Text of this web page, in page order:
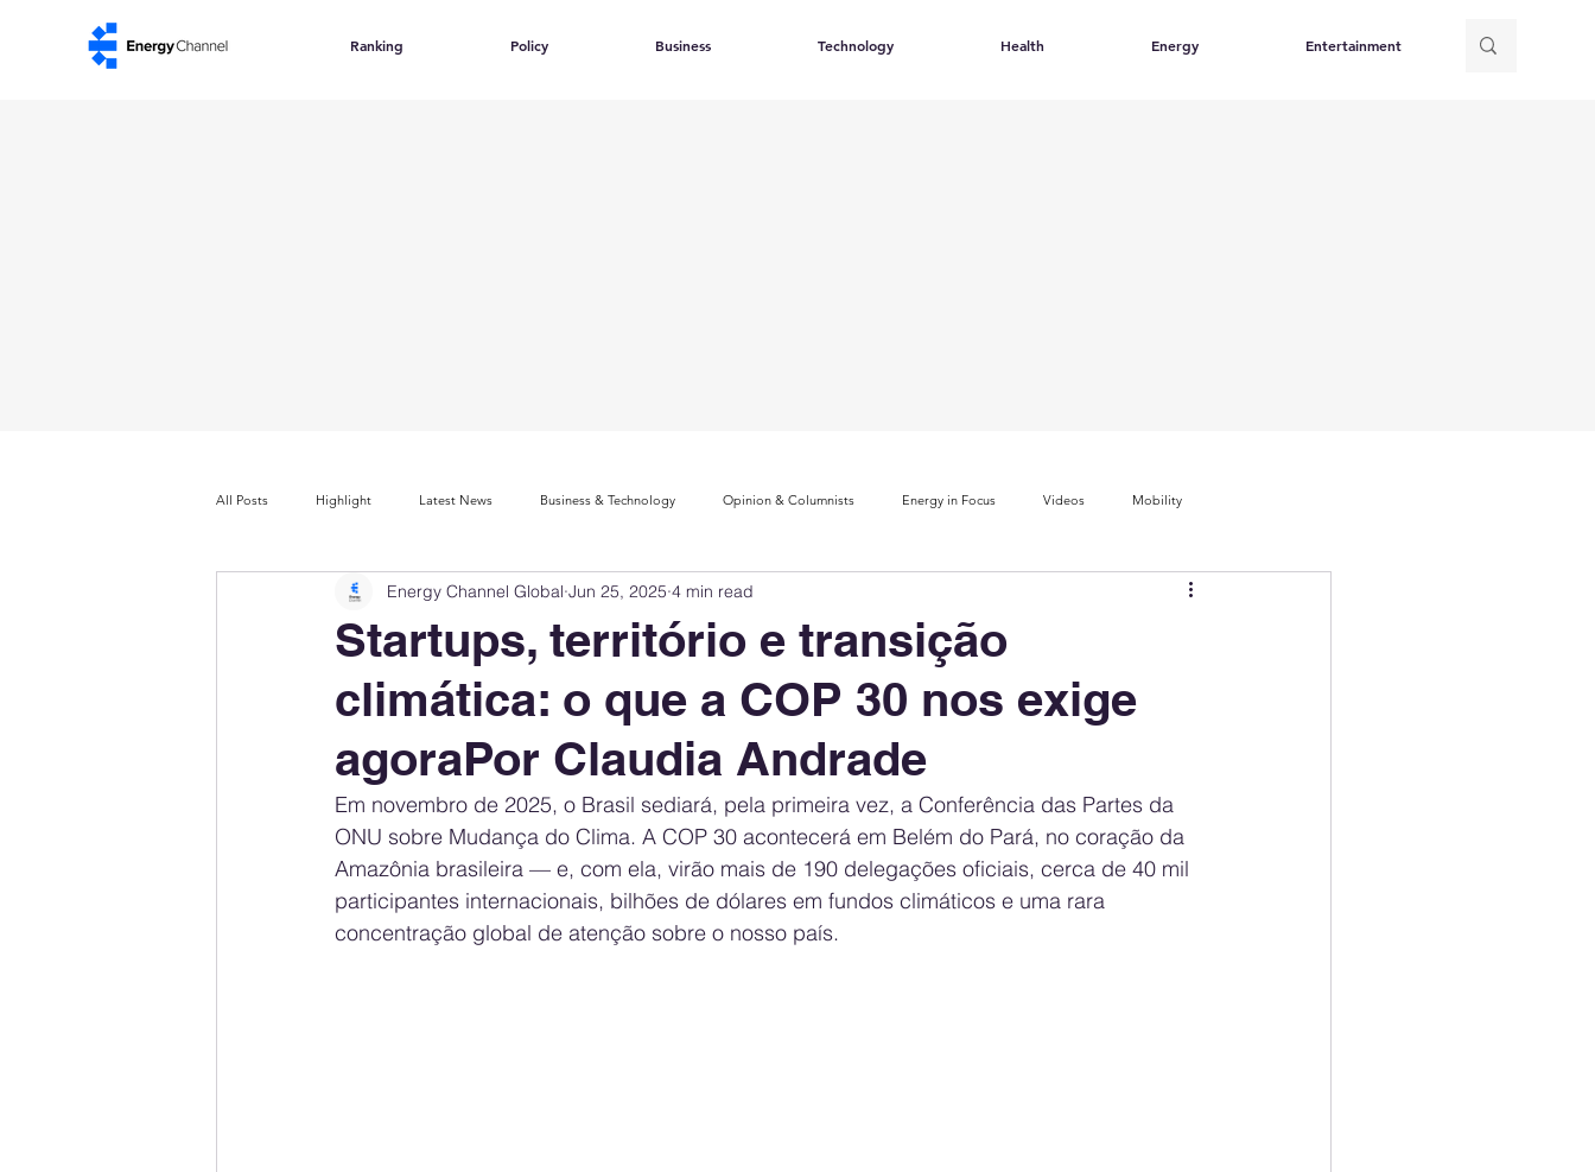
Ranking Policy Business Technology Health Energy Entertainment
All Posts Highlight Latest News Business & Technology Opinion & Columnists Energy in Focus Videos Mobility
Company Rankings Market Leaders Innovation Index Sustainability & ESG Index Electric Mobility Ranking
Energy Storage Ranking United States Policy Public Policy Energy Policy Brand Perception Consumer Choice
Regulations & Laws
Financial Markets Companies Corporate Strategy
Startups, território e transição
climática: o que a COP 30 nos exige
agoraPor Claudia Andrade
Energy Channel Global Jun 25, 2025 4 min read
Em novembro de 2025, o Brasil sediará, pela primeira vez, a Conferência das Partes da
ONU sobre Mudança do Clima. A COP 30 acontecerá em Belém do Pará, no coração da
Amazônia brasileira — e, com ela, virão mais de 190 delegações oficiais, cerca de 40 mil
participantes internacionais, bilhões de dólares em fundos climáticos e uma rara
concentração global de atenção sobre o nosso país.